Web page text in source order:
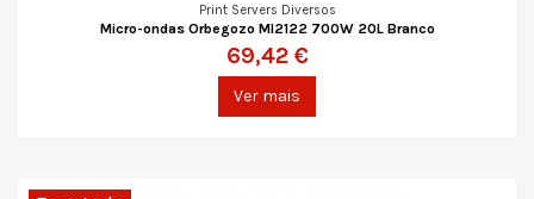
Print Servers Diversos
Micro-ondas Orbegozo MI2122 700W 20L Branco
69,42 €
Ver mais